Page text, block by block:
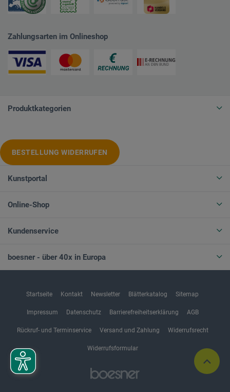
Zahlungsarten im Onlineshop
Produktkategorien
BESTELLUNG WIDERRUFEN
Kunstportal
Online-Shop
Kundenservice
boesner - über 40x in Europa
Startseite Kontakt Newsletter Blätterkatalog Sitemap
Impressum Datenschutz Barrierefreiheitserklärung AGB
Rückruf- und Terminservice Versand und Zahlung Widerrufsrecht
Widerrufsformular